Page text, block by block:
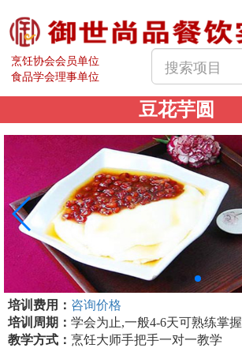
烹饪协会会员单位
食品学会理事单位
豆花芋圆
培训费用： 咨询价格
培训周期： 学会为止,一般4-6天可熟练掌握
教学方式： 烹饪大师手把手一对一教学